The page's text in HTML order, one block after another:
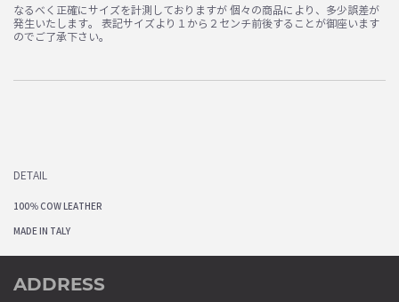
なるべく正確にサイズを計測しておりますが 個々の商品により、多少誤差が
発生いたします。 表記サイズより１から２センチ前後することが御座います
のでご了承下さい。
DETAIL
100％ COW LEATHER
MADE IN TALY
ADDRESS